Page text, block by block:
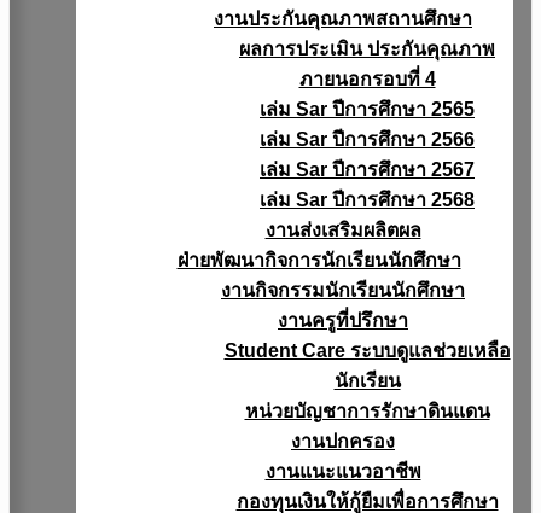
งานประกันคุณภาพสถานศึกษา
ผลการประเมิน ประกันคุณภาพ
ภายนอกรอบที่ 4
เล่ม Sar ปีการศึกษา 2565
เล่ม Sar ปีการศึกษา 2566
เล่ม Sar ปีการศึกษา 2567
เล่ม Sar ปีการศึกษา 2568
งานส่งเสริมผลิตผล
ฝ่ายพัฒนากิจการนักเรียนนักศึกษา
งานกิจกรรมนักเรียนนักศึกษา
งานครูที่ปรึกษา
Student Care ระบบดูแลช่วยเหลือ
นักเรียน
หน่วยบัญชาการรักษาดินแดน
งานปกครอง
งานแนะแนวอาชีพ
กองทุนเงินให้กู้ยืมเพื่อการศึกษา